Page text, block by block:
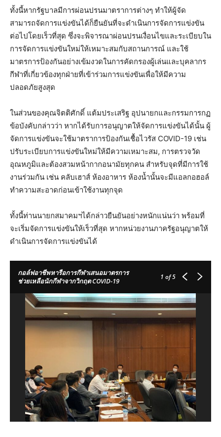
ทั้งนี้หากรัฐบาลมีการผ่อนปรนมาตราการต่างๆ ทำให้ผู้จัด
สามารถจัดการแข่งขันได้ก็ยืนยันที่จะดำเนินการจัดการแข่งขัน
ต่อไปโดยเร็วที่สุด ซึ่งจะพิจารณาผ่อนปรนเงื่อนไขและระเบียบใน
การจัดการแข่งขันใหม่ให้เหมาะสมกับสถานการณ์ และใช้
มาตรการป้องกันอย่างเข้มงวดในการคัดกรองผู้เล่นและบุคลากร
กีฬาที่เกี่ยวข้องทุกฝ่ายที่เข้าร่วมการแข่งขันเพื่อให้มีความ
ปลอดภัยสูงสุด
ในส่วนของคุณจิตติศักดิ์ แต้มประเสริฐ อุปนายกและกรรมการกฏ
ข้อบังคับกล่าวว่า หากได้รับการอนุญาตให้จัดการแข่งขันได้นั้น ผู้
จัดการแข่งขันจะใช้มาตราการป้องกันเชื้อไวรัส COVID-19 เช่น
ปรับระเบียบการแข่งขันใหม่ให้มีความเหมาะสม, การตรวจวัด
อุณหภูมิและต้องสวมหน้ากากอนามัยทุกคน สำหรับจุดที่มีการใช้
งานร่วมกัน เช่น คลับเฮาส์ ห้องอาหาร ห้องน้ำนั้นจะมีแอลกอฮอล์
ทำความสะอาดก่อนเข้าใช้งานทุกจุด
ทั้งนี้ท่านนายกสมาคมฯได้กล่าวยืนยันอย่างหนักแน่นว่า พร้อมที่
จะเริ่มจัดการแข่งขันให้เร็วที่สุด หากหน่วยงานภาครัฐอนุญาตให้
ดำเนินการจัดการแข่งขันได้
กอล์ฟอาชีพหารือการกีฬาเสนอมาตรการ
ช่วยเหลือนักกีฬาจากวิกฤต COVID-19
1 of 5